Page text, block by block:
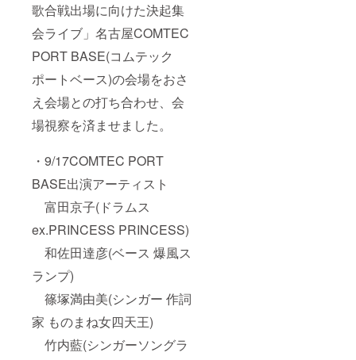
歌合戦出場に向けた決起集
会ライブ」名古屋COMTEC
PORT BASE(コムテック
ポートベース)の会場をおさ
え会場との打ち合わせ、会
場視察を済ませました。
・9/17COMTEC PORT
BASE出演アーティスト
富田京子(ドラムス
ex.PRINCESS PRINCESS)
和佐田達彦(ベース 爆風ス
ランプ)
篠塚満由美(シンガー 作詞
家 ものまね女四天王)
竹内藍(シンガーソングラ